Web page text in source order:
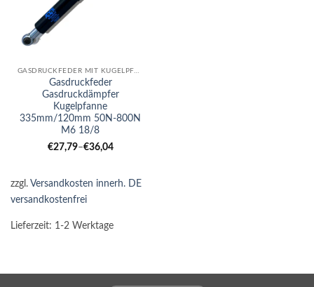
GASDRUCKFEDER MIT KUGELPFANNE
Gasdruckfeder
Gasdruckdämpfer
Kugelpfanne
335mm/120mm 50N-800N
M6 18/8
€27,79–€36,04
zzgl. Versandkosten innerh. DE
versandkostenfrei
Lieferzeit: 1-2 Werktage